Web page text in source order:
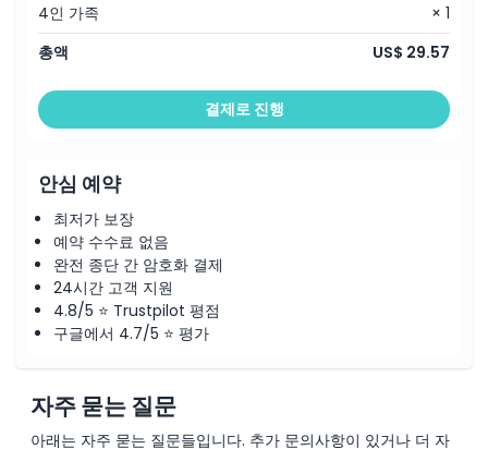
4인 가족
× 1
총액
US$ 29.57
결제로 진행
안심 예약
최저가 보장
예약 수수료 없음
완전 종단 간 암호화 결제
24시간 고객 지원
4.8/5 ⭐ Trustpilot 평점
구글에서 4.7/5 ⭐ 평가
자주 묻는 질문
아래는 자주 묻는 질문들입니다. 추가 문의사항이 있거나 더 자